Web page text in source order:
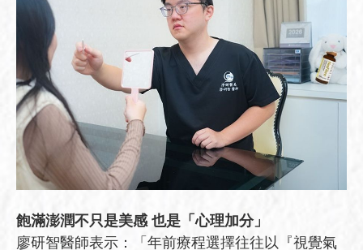
飽滿澎潤不只是美感 也是「心理加分」
廖研智醫師表示：「年前療程選擇往往以『視覺氣